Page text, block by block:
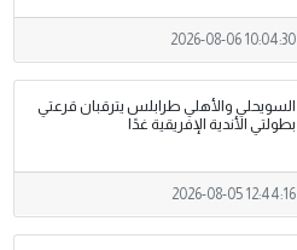
2026-08-06 10:04:30
السويحلي والأهلي طرابلس يترقبان قرعتي
بطولتي الأندية الإفريقية غدًا
2026-08-05 12:44:16